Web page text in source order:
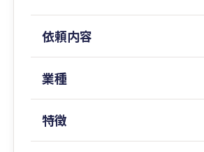
ットワークで、中小企業の経営を
トします。
依頼内容
業種
特徴